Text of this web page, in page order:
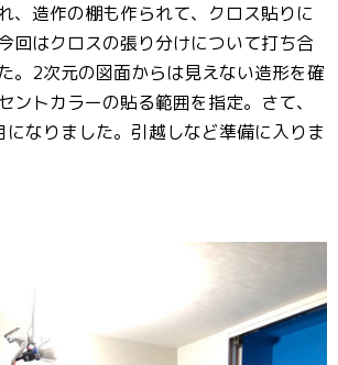
、造作の棚も作られて、クロス貼りに
回はクロスの張り分けについて打ち合
。2次元の図面からは見えない造形を確
ントカラーの貼る範囲を指定。さて、
なりました。引越しなど準備に入りま